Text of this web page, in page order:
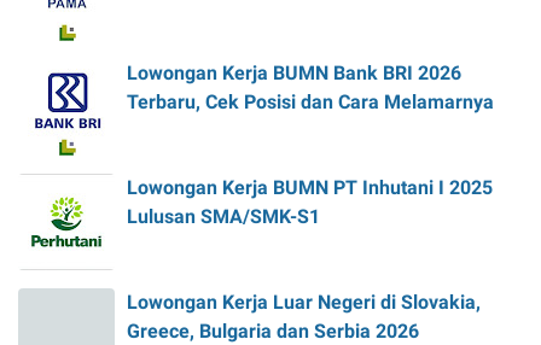
Lowongan Kerja BUMN Bank BRI 2026
Terbaru, Cek Posisi dan Cara Melamarnya
Lowongan Kerja BUMN PT Inhutani I 2025
Lulusan SMA/SMK-S1
Lowongan Kerja Luar Negeri di Slovakia,
Greece, Bulgaria dan Serbia 2026